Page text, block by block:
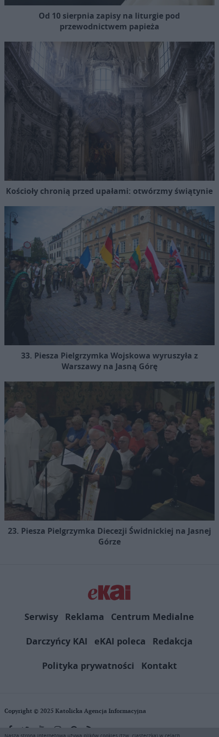
Od 10 sierpnia zapisy na liturgie pod
przewodnictwem papieża
Kościoły chronią przed upałami: otwórzmy świątynie
33. Piesza Pielgrzymka Wojskowa wyruszyła z
Warszawy na Jasną Górę
23. Piesza Pielgrzymka Diecezji Świdnickiej na Jasnej
Górze
Serwisy Reklama
Centrum Medialne
Darczyńcy KAI
eKAI poleca
Redakcja
Polityka prywatności
Kontakt
Copyright © 2025 Katolicka Agencja Informacyjna